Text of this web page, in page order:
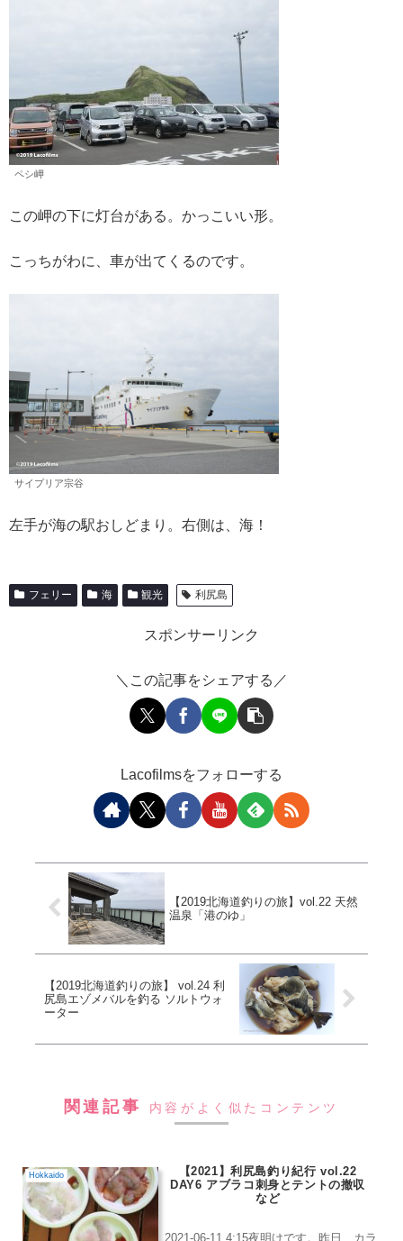
ペシ岬
この岬の下に灯台がある。かっこいい形。
こっちがわに、車が出てくるのです。
サイプリア宗谷
左手が海の駅おしどまり。右側は、海！
フェリー 海 観光 利尻島
スポンサーリンク
＼この記事をシェアする／
Lacofilmsをフォローする
【2019北海道釣りの旅】vol.22 天然
温泉「港のゆ」
【2019北海道釣りの旅】 vol.24 利
尻島エゾメバルを釣る ソルトウォ
ーター
関連記事 内容がよく似たコンテンツ
Hokkaido
【2021】利尻島釣り紀行 vol.22
DAY6 アブラコ刺身とテントの撤収
など
2021-06-11 4:15夜明けです。昨日、カラ